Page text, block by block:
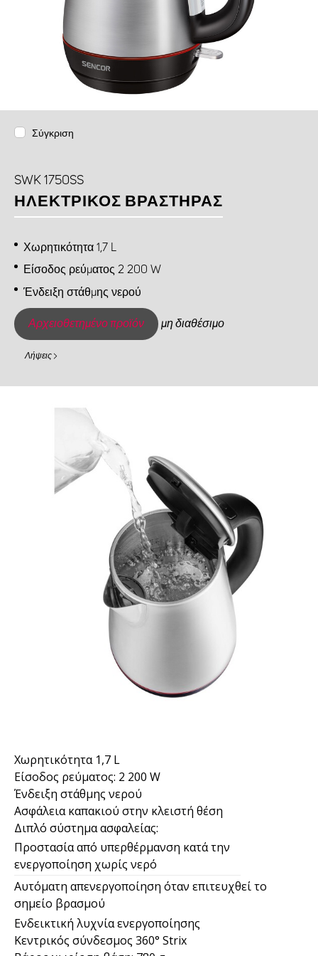
Σύγκριση
SWK 1750SS
ΗΛΕΚΤΡΙΚΌΣ ΒΡΑΣΤΉΡΑΣ
Χωρητικότητα 1,7 L
Είσοδος ρεύματος 2 200 W
Ένδειξη στάθμης νερού
Αρχειοθετημένο προϊόν μη διαθέσιμο
Λήψεις
Χωρητικότητα 1,7 L
Είσοδος ρεύματος: 2 200 W
Ένδειξη στάθμης νερού
Ασφάλεια καπακιού στην κλειστή θέση
Διπλό σύστημα ασφαλείας:
Προστασία από υπερθέρμανση κατά την
ενεργοποίηση χωρίς νερό
Αυτόματη απενεργοποίηση όταν επιτευχθεί το
σημείο βρασμού
Ενδεικτική λυχνία ενεργοποίησης
Κεντρικός σύνδεσμος 360° Strix